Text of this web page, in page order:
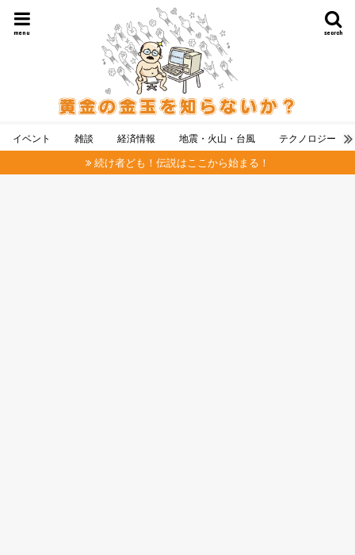
search
menu
イベント 雑談 経済情報 地震・火山・台風 テクノロジー
続け者ども！伝説はここから始まる！